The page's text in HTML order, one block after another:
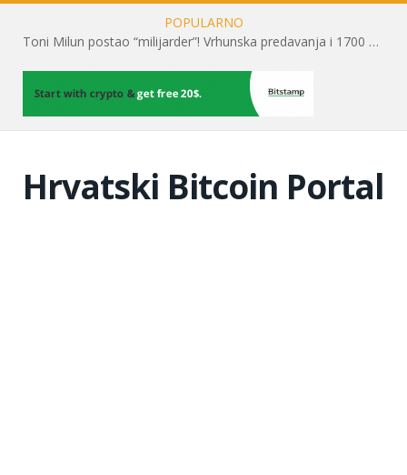
POPULARNO
Toni Milun postao “milijarder”! Vrhunska predavanja i 1700 posjetitelja obilježili su mjesec financijske pismenosti
Hrvatski Bitcoin Portal